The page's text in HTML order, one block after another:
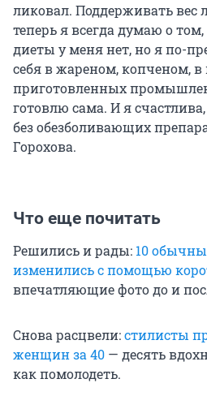
ликовал. Поддерживать вес
теперь я всегда думаю о
диеты у меня нет, но я по-
себя в жареном, копченом, в
приготовленных
готовлю сама. И я
без обезболивающих
Горохова.
Что еще почитать
Решились и рады: 10
изменились с помощью
впечатляющие фото до и
Снова расцвели:стилисты
женщин за 40 — десять
как помолодеть.